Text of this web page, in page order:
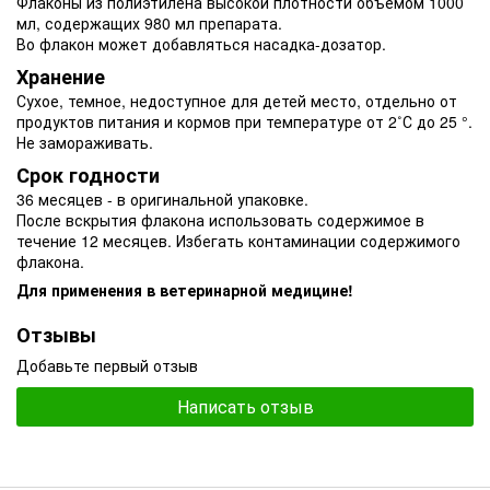
мл, содержащих 980 мл препарата.
Во флакон может добавляться насадка-дозатор.
Хранение
Сухое, темное, недоступное для детей место, отдельно от
продуктов питания и кормов при температуре от 2˚С до 25 °.
Не замораживать.
Срок годности
36 месяцев - в оригинальной упаковке.
После вскрытия флакона использовать содержимое в
течение 12 месяцев. Избегать контаминации содержимого
флакона.
Для применения в ветеринарной медицине!
Отзывы
Добавьте первый отзыв
Написать отзыв